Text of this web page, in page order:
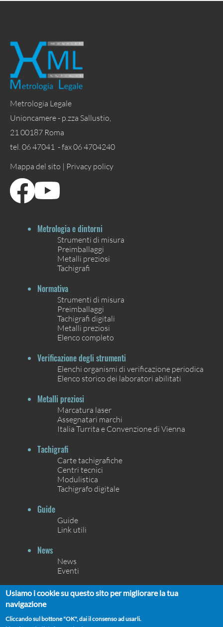
Metrologia Legale
Unioncamere - p.zza Sallustio,
21 00187 Roma
tel. 06 47041 - fax 06 4704240
Mappa del sito | Privacy policy
Metrologia e dintorni
Strumenti di misura
Preimballaggi
Metalli preziosi
Tachigrafi
Normativa
Strumenti di misura
Preimballaggi
Tachigrafi digitali
Metalli preziosi
Elenco completo
Verificazione degli strumenti
Elenchi organismi di verificazione periodica
Elenco storico dei laboratori abilitati
Metalli preziosi
Marcatura laser
Assegnatari marchi
Italia Turrita e Convenzione di Vienna
Tachigrafi
Carte tachigrafiche
Centri tecnici
Modulistica
Tachigrafo digitale
Guide
Guide
Link utili
News
News
Eventi
Contatti
Usiamo i cookie su questo sito per migliorare la tua
navigazione
Cliccando sul bottone "OK", dai il consenso ad usarli.